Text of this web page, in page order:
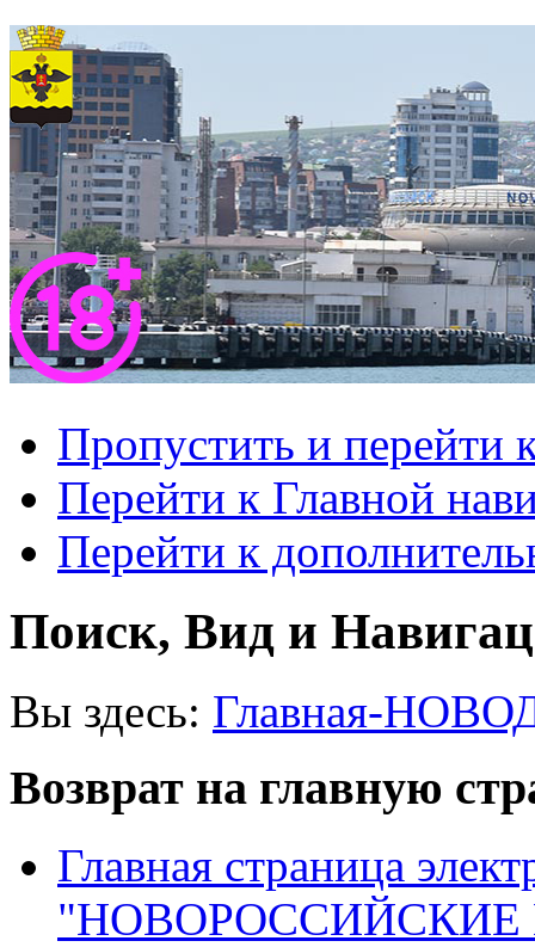
Пропустить и перейти
Перейти к Главной
Перейти к
Поиск, Вид и
Вы здесь: Главная-
Возврат на главную
Главная страница
"НОВОРОССИЙСКИЕ